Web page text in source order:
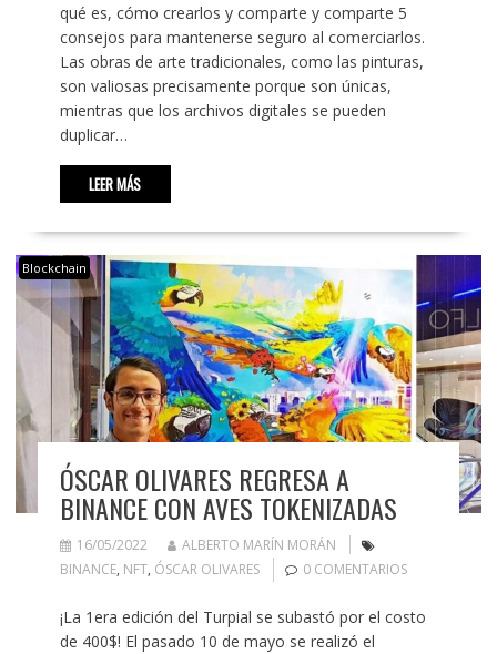
qué es, cómo crearlos y comparte y comparte 5
consejos para mantenerse seguro al comerciarlos.
Las obras de arte tradicionales, como las pinturas,
son valiosas precisamente porque son únicas,
mientras que los archivos digitales se pueden
duplicar…
LEER MÁS
Blockchain
ÓSCAR OLIVARES REGRESA A
BINANCE CON AVES TOKENIZADAS
16/05/2022
ALBERTO MARÍN MORÁN
BINANCE, NFT, ÓSCAR OLIVARES 0 COMENTARIOS
¡La 1era edición del Turpial se subastó por el costo
de 400$! El pasado 10 de mayo se realizó el